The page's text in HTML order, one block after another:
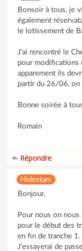
Bonsoir à tous, je
également
le lotissement de
J’ai rencontré le
pour modifications
apparement ils
partir du 26/06, on
Bonne soirée à
Romain
Répondre
Hidestars
Bonjour,
Pour nous on nous
pour le début des
en fin de tranche 1.
J'essayerai de